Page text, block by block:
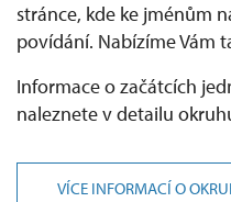
stránce, kde ke jménům
povídání. Nabízíme Vám
Informace o začátcích
naleznete v detailu
VÍCE INFORMACÍ O